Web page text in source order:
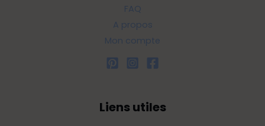
FAQ
A propos
Mon compte
Liens utiles